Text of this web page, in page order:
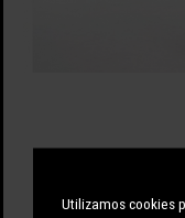
Utilizamos cookies